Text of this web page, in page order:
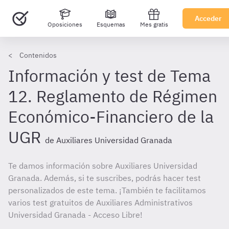
Oposiciones Esquemas Mes gratis
Acceder
Contenidos
Información y test de Tema
12. Reglamento de Régimen
Económico-Financiero de la
UGR de Auxiliares Universidad Granada
Te damos información sobre Auxiliares Universidad
Granada. Además, si te suscribes, podrás hacer test
personalizados de este tema. ¡También te facilitamos
varios test gratuitos de Auxiliares Administrativos
Universidad Granada - Acceso Libre!